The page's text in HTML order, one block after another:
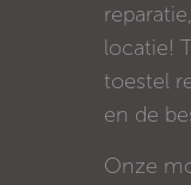
locatie!
toestel
en de
Onze